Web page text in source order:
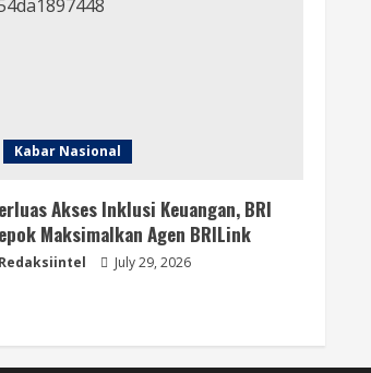
Kabar Nasional
Akses Inklusi Keuangan, BRI
Maksimalkan Agen BRILink
Redaksiintel July 29, 2026